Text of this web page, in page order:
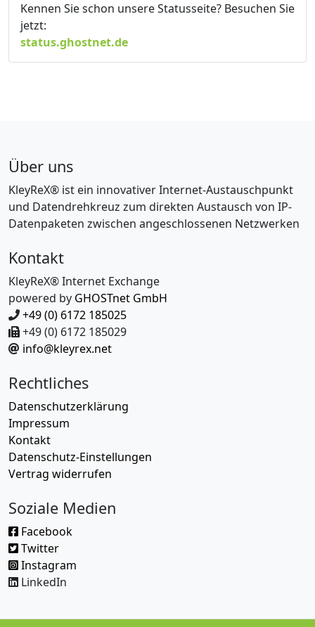
Kennen Sie schon unsere Statusseite? Besuchen Sie
jetzt:
status.ghostnet.de
Über uns
KleyReX® ist ein innovativer Internet-Austauschpunkt
und Datendrehkreuz zum direkten Austausch von IP-
Datenpaketen zwischen angeschlossenen Netzwerken
Kontakt
KleyReX® Internet Exchange
powered by GHOSTnet GmbH
+49 (0) 6172 185025
+49 (0) 6172 185029
info@kleyrex.net
Rechtliches
Datenschutzerklärung
Impressum
Kontakt
Datenschutz-Einstellungen
Vertrag widerrufen
Soziale Medien
Facebook
Twitter
Instagram
LinkedIn